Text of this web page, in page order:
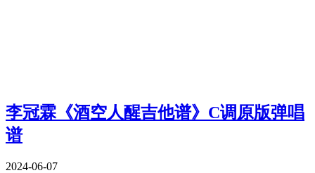
李冠霖《酒空人醒吉他谱》C调原版弹唱
谱
2024-06-07